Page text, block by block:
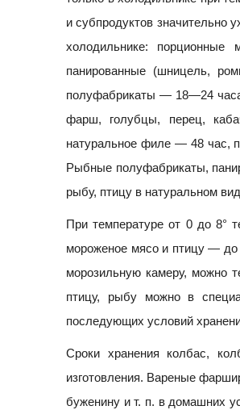
и субпродуктов значительно
холодильнике:
панированные (шницель,
полуфабрикаты — 18—24
фарш, голубцы, перец,
натуральное филе — 48 час,
Рыбные полуфабрикаты,
рыбу, птицу в натуральном
При температуре от 0 до 8°
мороженое мясо и птицу —
морозильную камеру, можно
птицу, рыбу можно в
последующих условий
Сроки хранения колбас,
изготовления. Вареные
буженину и т. п. в домашних